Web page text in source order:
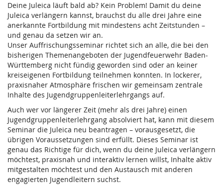
Deine Juleica läuft bald ab? Kein Problem! Damit du deine
Juleica verlängern kannst, brauchst du alle drei Jahre eine
anerkannte Fortbildung mit mindestens acht Zeitstunden –
und genau da setzen wir an.
Unser Auffrischungsseminar richtet sich an alle, die bei den
bisherigen Themenangeboten der Jugendfeuerwehr Baden-
Württemberg nicht fündig geworden sind oder an keiner
kreiseigenen Fortbildung teilnehmen konnten. In lockerer,
praxisnaher Atmosphäre frischen wir gemeinsam zentrale
Inhalte des Jugendgruppenleiterlehrgangs auf.
Auch wer vor längerer Zeit (mehr als drei Jahre) einen
Jugendgruppenleiterlehrgang absolviert hat, kann mit diesem
Seminar die Juleica neu beantragen – vorausgesetzt, die
übrigen Voraussetzungen sind erfüllt. Dieses Seminar ist
genau das Richtige für dich, wenn du deine Juleica verlängern
möchtest, praxisnah und interaktiv lernen willst, Inhalte aktiv
mitgestalten möchtest und den Austausch mit anderen
engagierten Jugendleitern suchst.